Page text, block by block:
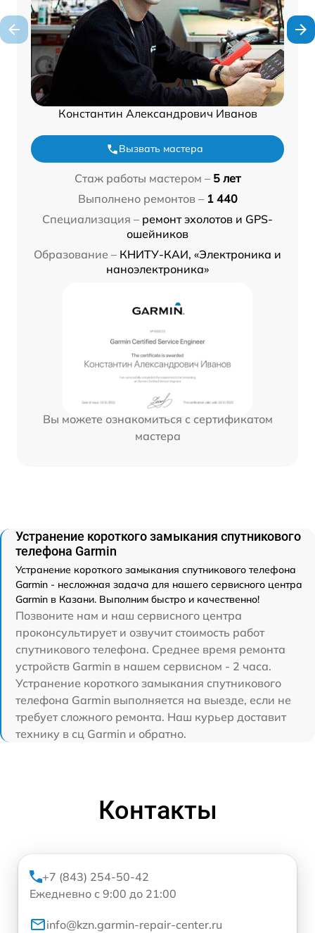
Константин Александрович Иванов
Вызвать мастера
Стаж работы мастером – 5 лет
Выполнено ремонтов – 1 440
Специализация – ремонт эхолотов и GPS-
ошейников
Образование – КНИТУ-КАИ, «Электроника и
наноэлектроника»
Вы можете ознакомиться с сертификатом
мастера
Устранение короткого замыкания спутникового
телефона Garmin
Устранение короткого замыкания спутникового телефона
Garmin - несложная задача для нашего сервисного центра
Garmin в Казани. Выполним быстро и качественно!
Позвоните нам и наш сервисного центра
проконсультирует и озвучит стоимость работ
спутникового телефона. Среднее время ремонта
устройств Garmin в нашем сервисном - 2 часа.
Устранение короткого замыкания спутникового
телефона Garmin выполняется на выезде, если не
требует сложного ремонта. Наш курьер доставит
технику в сц Garmin и обратно.
Контакты
+7 (843) 254-50-42
Ежедневно с 9:00 до 21:00
info@kzn.garmin-repair-center.ru